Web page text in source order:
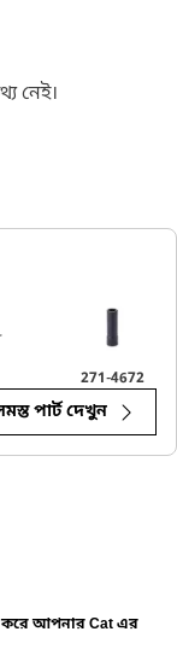
slippage
grip on fasteners.
of the
accurate fit are
নেই।
271-4672
পার্ট দেখুন
করে আপনার Cat এর